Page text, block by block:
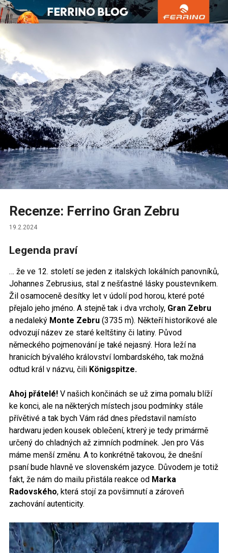
Přejít
k
webu
Recenze: Ferrino Gran Zebru
19.2.2024
Legenda praví
… že ve 12. století se jeden z italských lokálních panovníků,
Johannes Zebrusius, stal z nešťastné lásky poustevníkem.
Žil osamoceně desítky let v údolí pod horou, které poté
přejalo jeho jméno. A stejně tak i dva vrcholy, Gran Zebru
a nedaleký Monte Zebru(3735 m). Někteří historikové ale
odvozují název ze staré keltštiny či latiny. Původ
německého pojmenování je také nejasný. Hora leží na
hranicích bývalého království lombardského, tak možná
odtud král v názvu, čili Königspitze.
Ahoj přátelé!V našich končinách se už zima pomalu blíží
ke konci, ale na některých místech jsou podmínky stále
přívětivé a tak bych Vám rád dnes představil namísto
hardwaru jeden kousek oblečení, ktrerý je tedy primármě
určený do chladných až zimních podmínek. Jen pro Vás
máme menší změnu. A to konkrétně takovou, že dnešní
psaní bude hlavně ve slovenském jazyce. Důvodem je totiž
fakt, že nám do mailu přistála reakce od Marka
Radovského, která stojí za povšimnutí a zároveň
zachování autenticity.